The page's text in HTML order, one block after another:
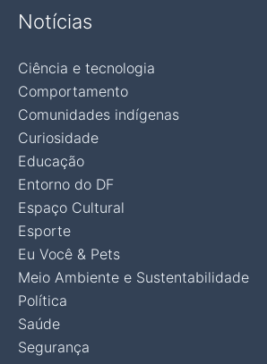
Notícias
Ciência e tecnologia
Comportamento
Comunidades indígenas
Curiosidade
Educação
Entorno do DF
Espaço Cultural
Esporte
Eu Você & Pets
Meio Ambiente e Sustentabilidade
Política
Saúde
Segurança